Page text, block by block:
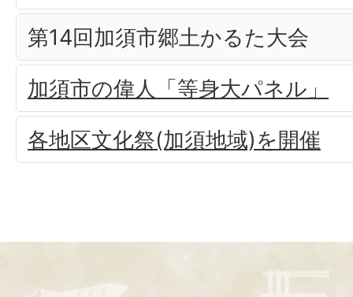
第14回加須市郷土かるた大会
加須市の偉人「等身大パネル」
各地区文化祭(加須地域)を開催